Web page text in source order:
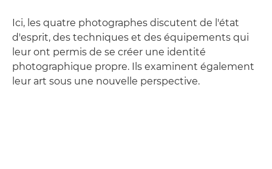
Ici, les quatre photographes discutent de l'état
d'esprit, des techniques et des équipements qui
leur ont permis de se créer une identité
photographique propre. Ils examinent également
leur art sous une nouvelle perspective.